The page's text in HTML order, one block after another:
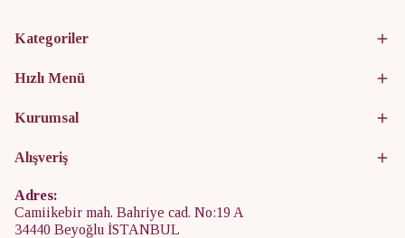
Kategoriler
Hızlı Menü
Kurumsal
Alışveriş
Adres:
Camiikebir mah. Bahriye cad. No:19 A
34440 Beyoğlu İSTANBUL